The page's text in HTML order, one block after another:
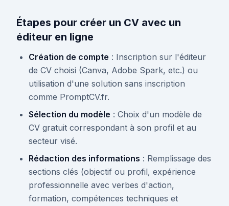
Étapes pour créer un CV avec un
éditeur en ligne
Création de compte : Inscription sur l'éditeur
de CV choisi (Canva, Adobe Spark, etc.) ou
utilisation d'une solution sans inscription
comme PromptCV.fr.
Sélection du modèle : Choix d'un modèle de
CV gratuit correspondant à son profil et au
secteur visé.
Rédaction des informations : Remplissage des
sections clés (objectif ou profil, expérience
professionnelle avec verbes d'action,
formation, compétences techniques et